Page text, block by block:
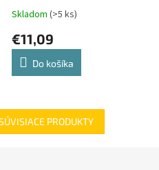
Skladom (>5 ks)
€11,09
Do košíka
PRODUKTY